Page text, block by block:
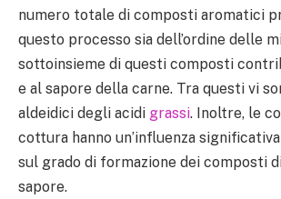
numero totale di composti aromatici
questo processo sia dell’ordine delle
sottoinsieme di questi composti
e al sapore della carne. Tra questi vi
aldeidici degli acidi grassi. Inoltre, le
cottura hanno un’influenza
sul grado di formazione dei composti
sapore.